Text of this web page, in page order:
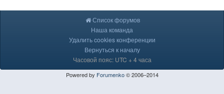
Список форумов
Наша команда
Удалить cookies конференции
Вернуться к началу
Часовой пояс: UTC + 4 часа
Powered by Forumenko© 2006–2014